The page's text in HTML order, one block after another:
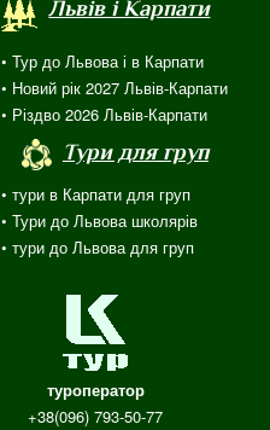
Львів і Карпати
• Тур до Львова і в Карпати
• Новий рік 2027 Львів-Карпати
• Різдво 2026 Львів-Карпати
Тури для груп
• тури в Карпати для груп
• Тури до Львова школярів
• тури до Львова для груп
туроператор
+38(096) 793-50-77